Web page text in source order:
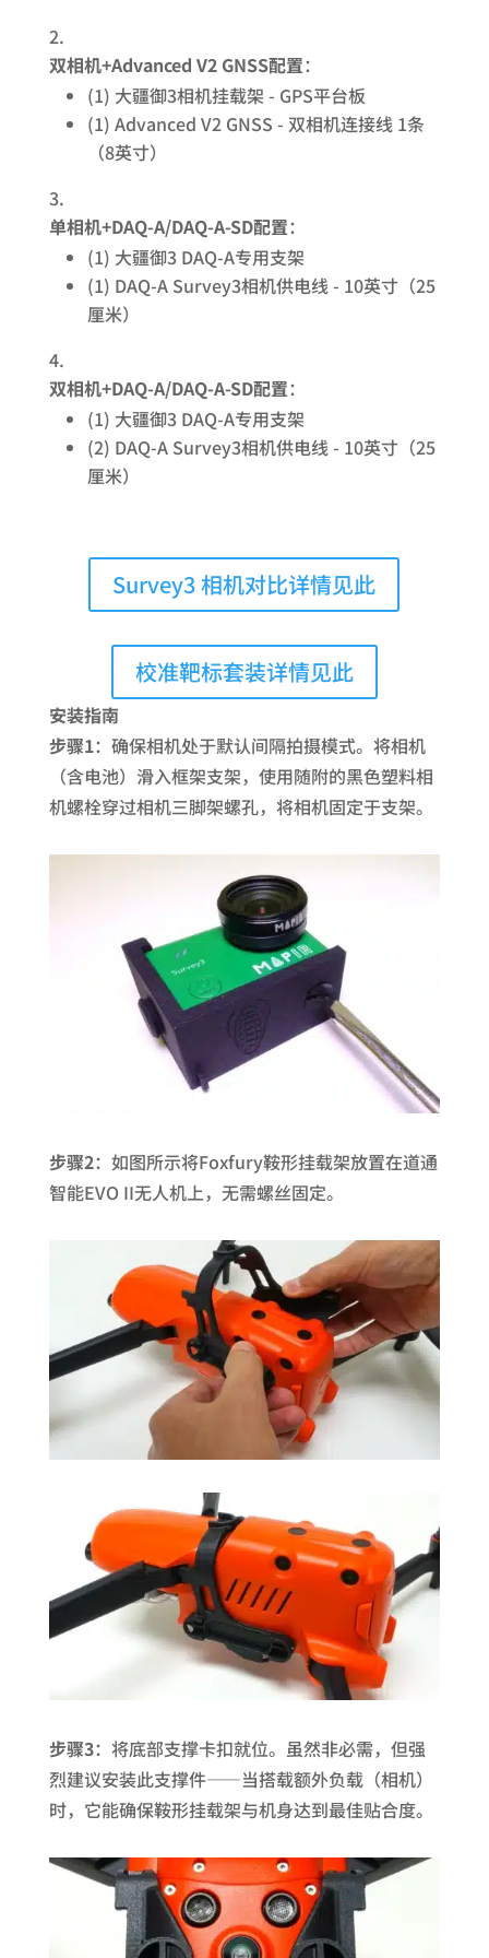
双相机+Advanced V2 GNSS配置：
(1) 大疆御3相机挂载架 - GPS平台板
(1) Advanced V2 GNSS - 双相机连接线 1条
（8英寸）
单相机+DAQ-A/DAQ-A-SD配置：
(1) 大疆御3 DAQ-A专用支架
(1) DAQ-A Survey3相机供电线 - 10英寸（25
厘米）
双相机+DAQ-A/DAQ-A-SD配置：
(1) 大疆御3 DAQ-A专用支架
(2) DAQ-A Survey3相机供电线 - 10英寸（25
厘米）
Survey3 相机对比详情见此
校准靶标套装详情见此
安装指南
步骤1：确保相机处于默认间隔拍摄模式。将相机
（含电池）滑入框架支架，使用随附的黑色塑料相
机螺栓穿过相机三脚架螺孔，将相机固定于支架。
步骤2：如图所示将Foxfury鞍形挂载架放置在道通
智能EVO II无人机上，无需螺丝固定。
步骤3：将底部支撑卡扣就位。虽然非必需，但强
烈建议安装此支撑件——当搭载额外负载（相机）
时，它能确保鞍形挂载架与机身达到最佳贴合度。